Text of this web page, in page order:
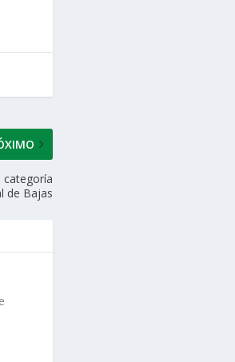
categoría
de Bajas